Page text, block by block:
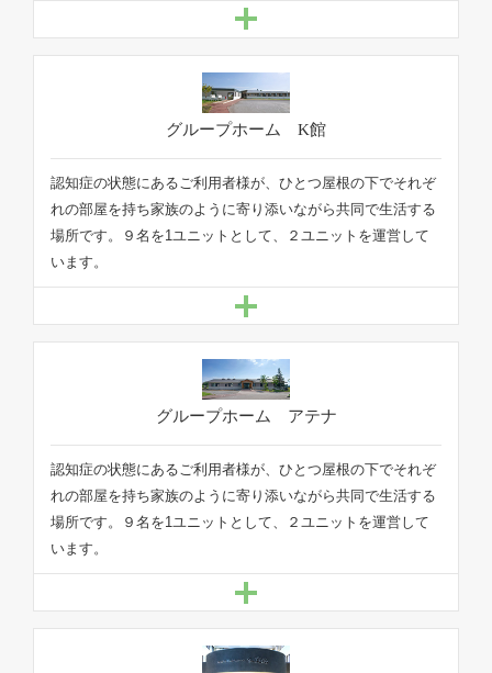
認知症の状態にあるご利用者様が、ひとつ屋根の下でそれぞ
れの部屋を持ち家族のように寄り添いながら共同で生活する
場所です。９名を1ユニットとして、２ユニットを運営して
います。
認知症の状態にあるご利用者様が、ひとつ屋根の下でそれぞ
れの部屋を持ち家族のように寄り添いながら共同で生活する
場所です。９名を1ユニットとして、２ユニットを運営して
います。